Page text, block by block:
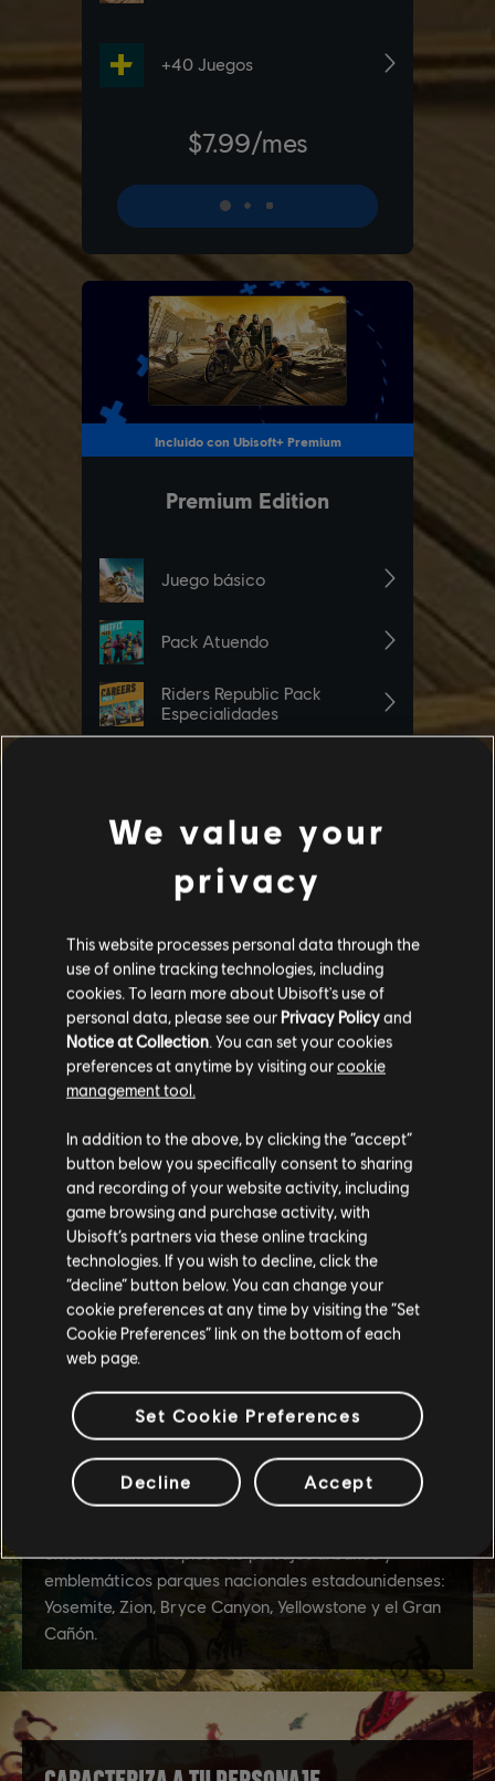
We value your
privacy
This website processes personal data through the
use of online tracking technologies, including
cookies. To learn more about Ubisoft's use of
personal data, please see our Privacy Policyand
Notice at Collection . You can set your cookies
preferences at anytime by visiting ourcookie
management tool.
In addition to the above, by clicking the “accept”
button below you specifically consent to sharing
and recording of your website activity, including
game browsing and purchase activity, with
Ubisoft’s partners via these online tracking
technologies. If you wish to decline, click the
“decline” button below. You can change your
cookie preferences at any time by visiting the “Set
Cookie Preferences” link on the bottom of each
web page.
Set Cookie Preferences
Decline Accept